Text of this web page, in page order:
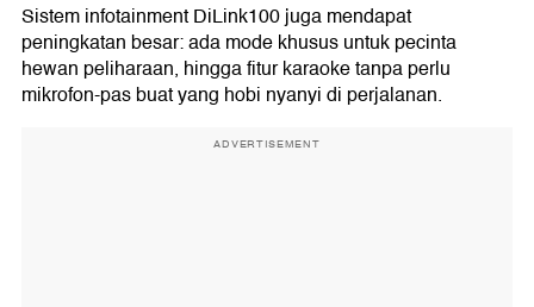
Sistem infotainment DiLink100 juga mendapat
peningkatan besar: ada mode khusus untuk pecinta
hewan peliharaan, hingga fitur karaoke tanpa perlu
mikrofon-pas buat yang hobi nyanyi di perjalanan.
ADVERTISEMENT